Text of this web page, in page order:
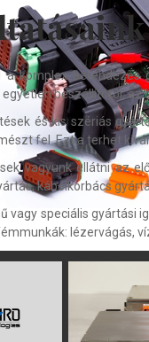
komplex berendezés
beszállítótól,
és kis szériás
fel. Ezt a terhet
vagyunk ellátni az
kábelkorbács
vagy speciális gyártási
lézervágás,